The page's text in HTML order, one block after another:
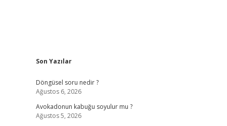
Sidebar
Son Yazılar
Döngüsel soru nedir ?
Ağustos 6, 2026
Avokadonun kabuğu soyulur mu ?
Ağustos 5, 2026